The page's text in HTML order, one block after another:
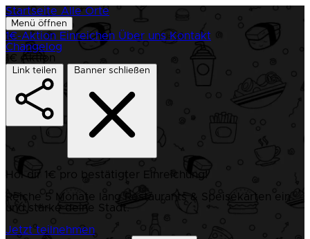
Startseite Alle Orte
Menü öffnen
1€-Aktion Einreichen Über uns Kontakt
Changelog
1€ Aktion
Link teilen Banner schließen
Hol dir 1€ pro bestätigter Einreichung!
Reiche 5 Monate lang Restaurants & Speisekarten ein
und stärke deine Stadt.
Jetzt teilnehmen